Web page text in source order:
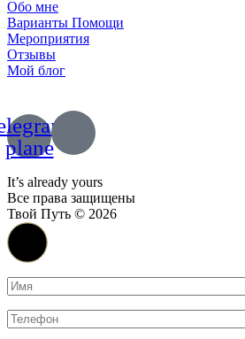
Обо мне
Варианты Помощи
Мероприятия
Отзывы
Мой блог
plane
It’s already yours
Все права защищены
Твой Путь © 2026